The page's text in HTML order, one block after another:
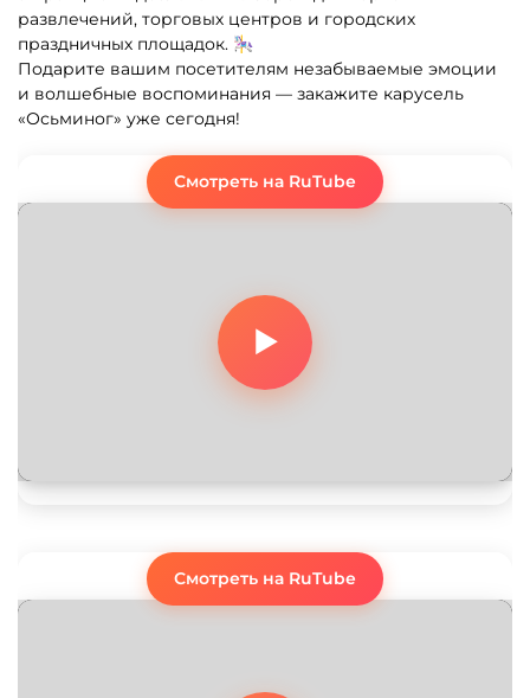
развлечений, торговых центров и городских
праздничных площадок. 🎠
Подарите вашим посетителям незабываемые эмоции
и волшебные воспоминания — закажите карусель
«Осьминог» уже сегодня!
Смотреть на RuTube
Смотреть на RuTube